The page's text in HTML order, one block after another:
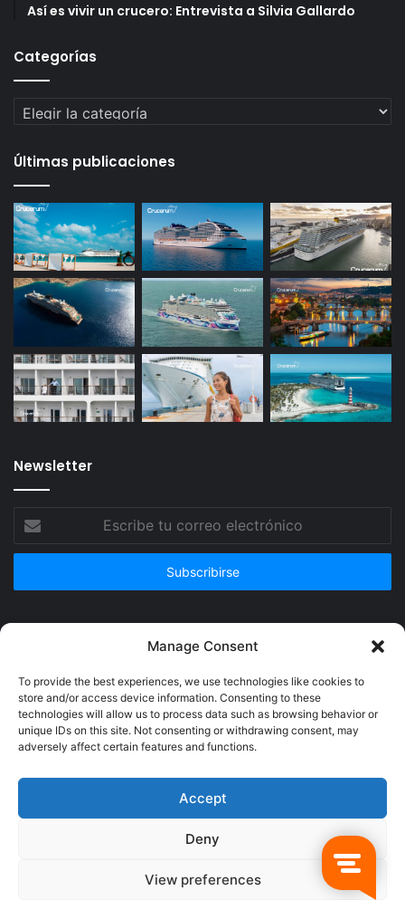
Manage Consent
To provide the best experiences, we use technologies like cookies to
store and/or access device information. Consenting to these
technologies will allow us to process data such as browsing behavior or
unique IDs on this site. Not consenting or withdrawing consent, may
adversely affect certain features and functions.
Accept
Deny
View preferences
Así es vivir un crucero: Entrevista a Silvia Gallardo
Categorías
Categorías
Últimas publicaciones
Newsletter
correo
© Copyright 2026, Todos los derechos reservados @Crucerum |
Facebook
TwitterYouTubeInstagram